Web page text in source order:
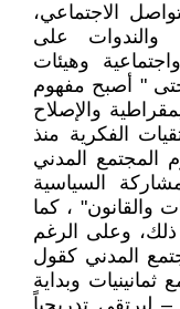
الاجتماعي،
والندوات على
وهيئات
" أصبح مفهوم
والإصلاح
الفكرية منذ
المجتمع المدني
السياسية
والقانون" ، كما
ذلك، وعلى الرغم
المدني كقول
وبداية